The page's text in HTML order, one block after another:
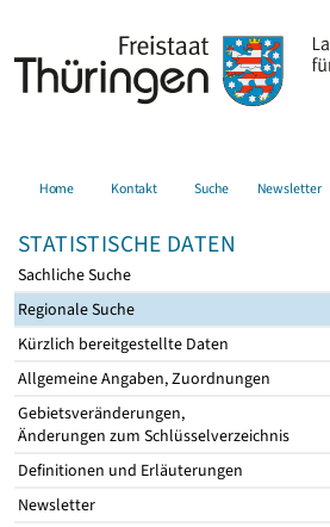
Home Kontakt Suche Newsletter
STATISTISCHE DATEN
Sachliche Suche
Regionale Suche
Kürzlich bereitgestellte Daten
Allgemeine Angaben, Zuordnungen
Gebietsveränderungen,
Änderungen zum Schlüsselverzeichnis
Definitionen und Erläuterungen
Newsletter